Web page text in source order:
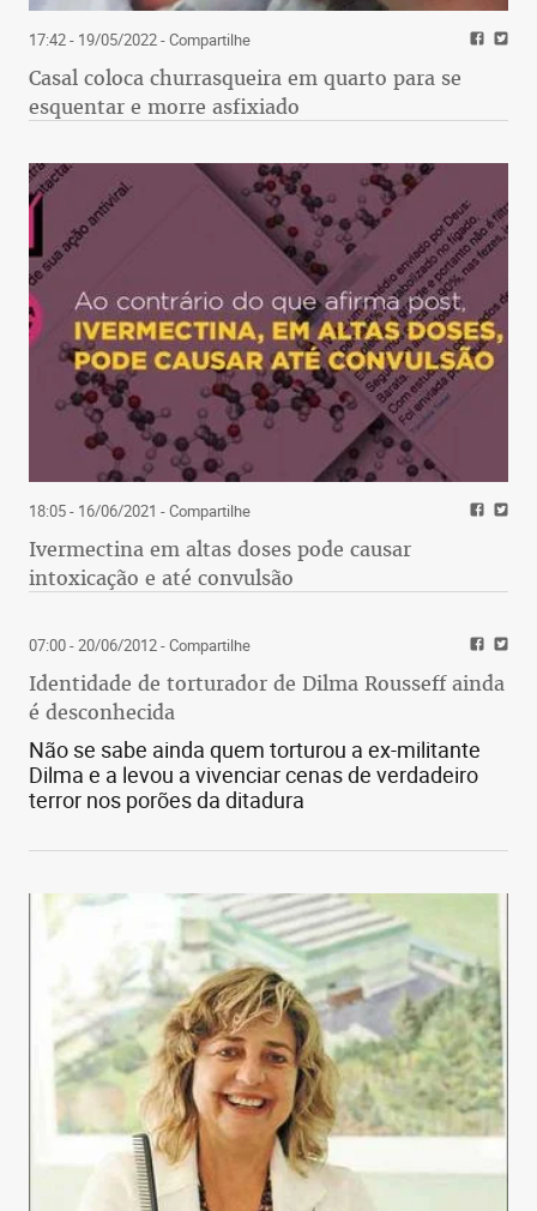
17:42 - 19/05/2022- Compartilhe
Casal coloca churrasqueira em quarto para se
esquentar e morre asfixiado
18:05 - 16/06/2021 - Compartilhe
Ivermectina em altas doses pode causar
intoxicação e até convulsão
07:00 - 20/06/2012- Compartilhe
Identidade de torturador de Dilma Rousseff ainda
é desconhecida
Não se sabe ainda quem torturou a ex-militante
Dilma e a levou a vivenciar cenas de verdadeiro
terror nos porões da ditadura